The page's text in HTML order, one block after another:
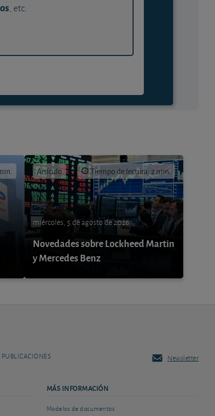
, etc.
Artículo Tiempo de lectura: 2 min.
miércoles, 5 de agosto de 2026
Novedades sobre Lockheed Martin
y Mercedes Benz
PUBLICACIONES Newsletter
MÁS INFORMACIÓN
Modelos de documentos